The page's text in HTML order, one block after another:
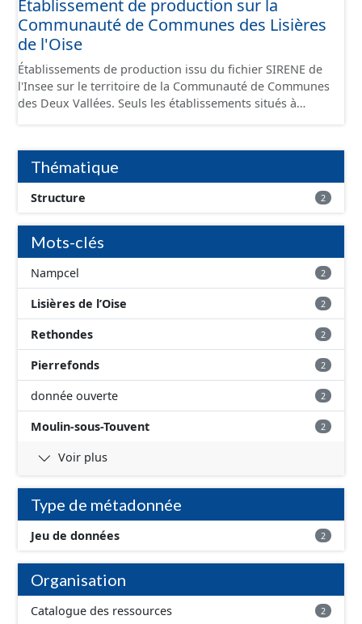
Etablissement de production sur la
Communauté de Communes des Lisières
de l'Oise
Établissements de production issu du fichier SIRENE de
l'Insee sur le territoire de la Communauté de Communes
des Deux Vallées. Seuls les établissements situés à
conformément aux prescriptions du standard CNIG Sites
Économiques. Ce lot ne contient pas la référence aux
terrains à vocation économique à ce jour. Il est filtré au-
delà des prescriptions du CNIG se limitant aux SCI.
Thématique
Structure 2
Mots-clés
Nampcel 2
Lisières de l’Oise 2
Rethondes 2
Pierrefonds 2
donnée ouverte 2
Moulin-sous-Touvent 2
Voir plus
Type de métadonnée
Jeu de données 2
Organisation
Catalogue des ressources 2